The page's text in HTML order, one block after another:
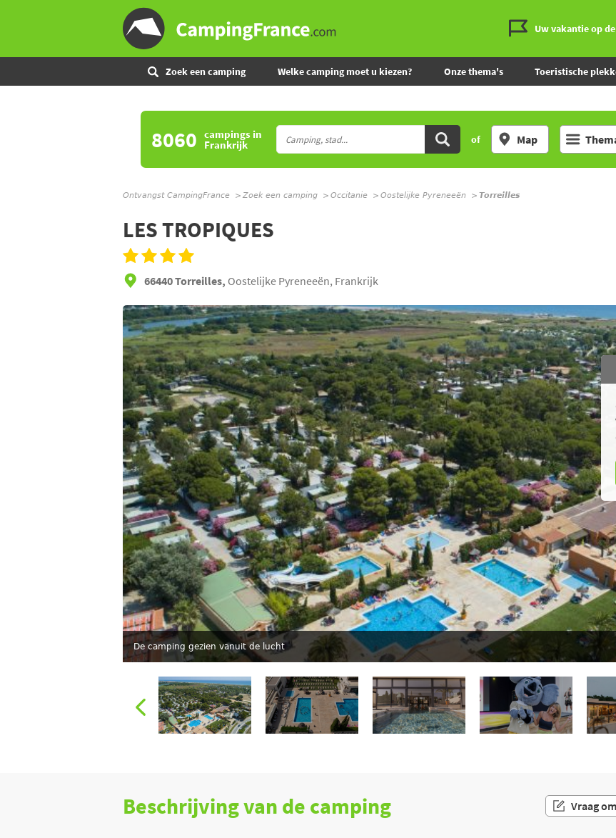
Uw vakantie op
Zoek een camping Welke camping moet u kiezen? Onze thema's Toeristische
8060 campingsin
Frankrijk of Map
Ontvangst CampingFrance Zoek een camping Occitanie Oostelijke Pyreneeën Torreilles
LES TROPIQUES
66440 Torreilles, Oostelijke Pyreneeën, Frankrijk
De camping gezien vanuit de lucht
Beschrijving van de camping Vraag